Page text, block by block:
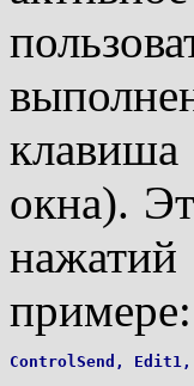
клавиша
окна).
примере: